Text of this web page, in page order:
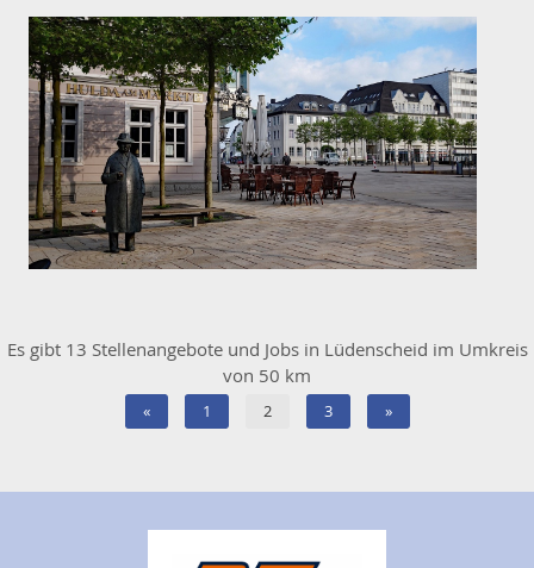
Es gibt 13 Stellenangebote und Jobs in Lüdenscheid im Umkreis
von 50 km
« 1 2 3 »